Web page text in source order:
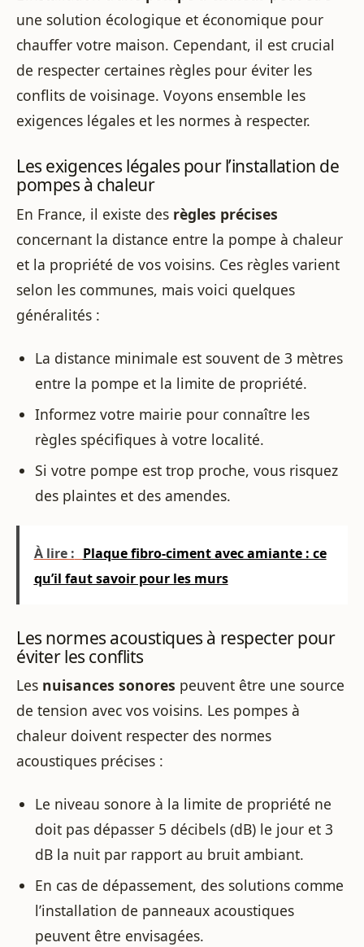
une solution écologique et économique pour
chauffer votre maison. Cependant, il est crucial
de respecter certaines règles pour éviter les
conflits de voisinage. Voyons ensemble les
exigences légales et les normes à respecter.
Les exigences légales pour l’installation de
pompes à chaleur
En France, il existe des règles précises
concernant la distance entre la pompe à chaleur
et la propriété de vos voisins. Ces règles varient
selon les communes, mais voici quelques
généralités :
La distance minimale est souvent de 3 mètres
entre la pompe et la limite de propriété.
Informez votre mairie pour connaître les
règles spécifiques à votre localité.
Si votre pompe est trop proche, vous risquez
des plaintes et des amendes.
À lire : Plaque fibro-ciment avec amiante : ce
qu’il faut savoir pour les murs
Les normes acoustiques à respecter pour
éviter les conflits
Les nuisances sonores peuvent être une source
de tension avec vos voisins. Les pompes à
chaleur doivent respecter des normes
acoustiques précises :
Le niveau sonore à la limite de propriété ne
doit pas dépasser 5 décibels (dB) le jour et 3
dB la nuit par rapport au bruit ambiant.
En cas de dépassement, des solutions comme
l’installation de panneaux acoustiques
peuvent être envisagées.